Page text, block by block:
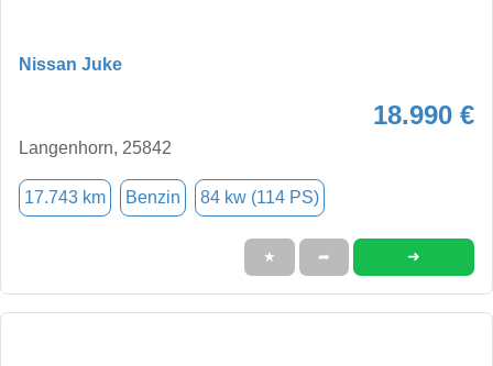
Nissan Juke
18.990 €
Langenhorn, 25842
17.743 km Benzin 84 kw (114 PS)
★ ➦ ➜